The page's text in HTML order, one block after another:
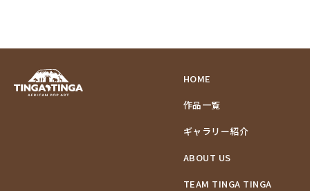
HOME
作品一覧
ギャラリー紹介
ABOUT US
TEAM TINGA TINGA